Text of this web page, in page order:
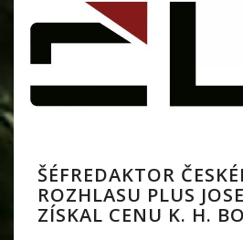
ŠÉFREDAKTOR
ROZHLASU PLUS
ZÍSKAL CENU K. H.